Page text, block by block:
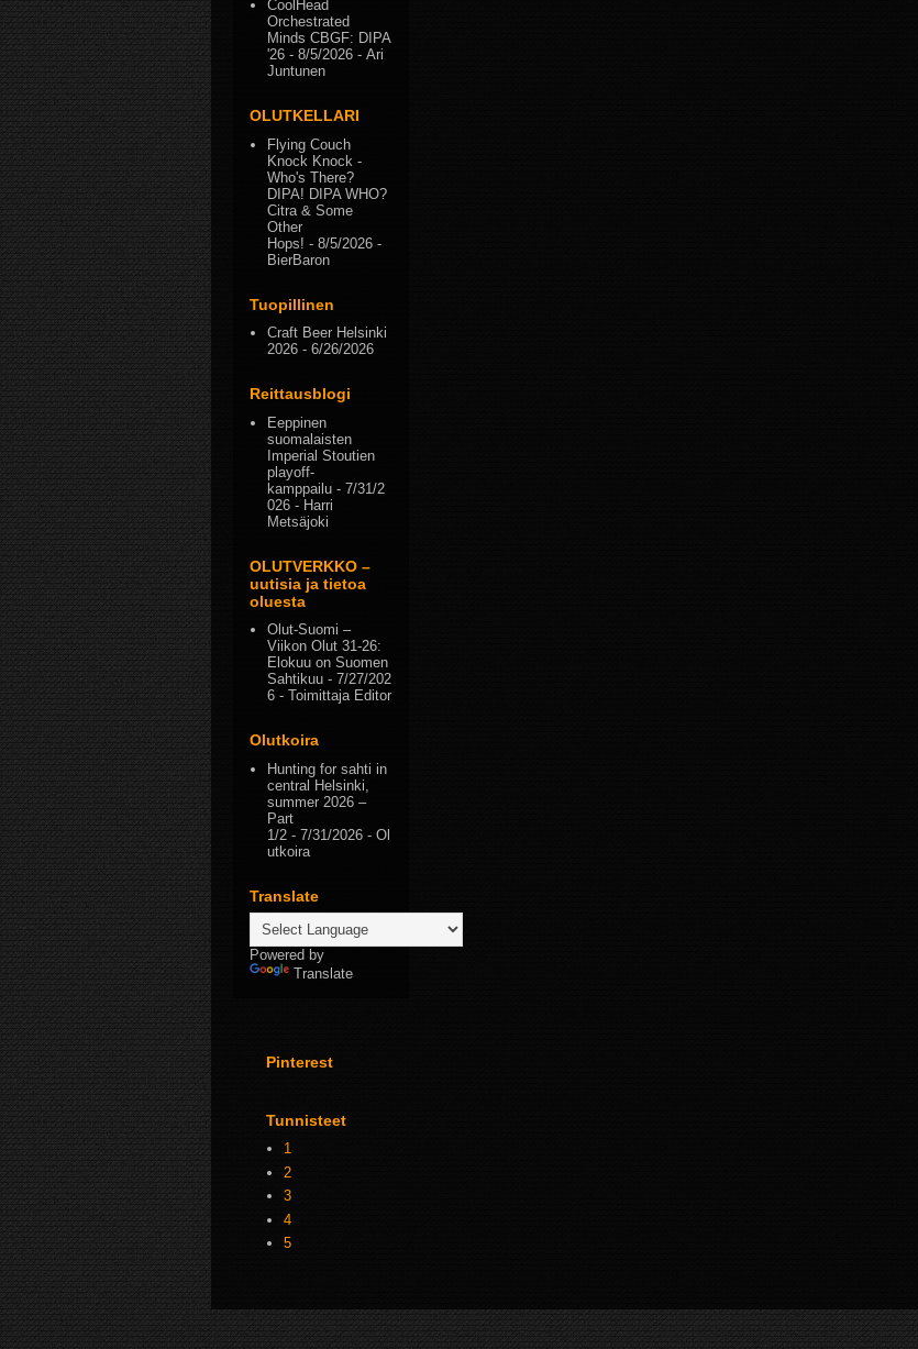
CoolHead
Orchestrated
Minds CBGF: DIPA
'26 - 8/5/2026 - Ari
Juntunen
OLUTKELLARI
Flying Couch
Knock Knock -
Who's There?
DIPA! DIPA WHO?
Citra & Some
Other
Hops! - 8/5/2026 -
BierBaron
Tuopillinen
Craft Beer Helsinki
2026 - 6/26/2026
Reittausblogi
Eeppinen
suomalaisten
Imperial Stoutien
playoff-
kamppailu - 7/31/2
026 - Harri
Metsäjoki
OLUTVERKKO –
uutisia ja tietoa
oluesta
Olut-Suomi –
Viikon Olut 31-26:
Elokuu on Suomen
Sahtikuu - 7/27/202
6 - Toimittaja Editor
Olutkoira
Hunting for sahti in
central Helsinki,
summer 2026 –
Part
1/2 - 7/31/2026 - Ol
utkoira
Translate
Powered by
Translate
Pinterest
Tunnisteet
1
2
3
4
5